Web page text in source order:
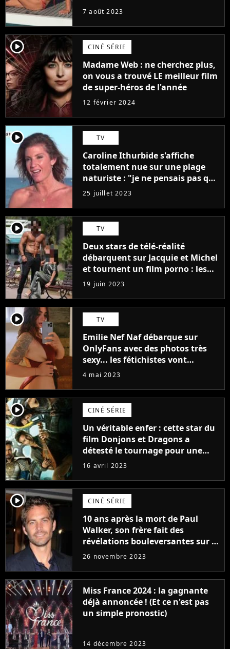
7 août 2023
player2 CINÉ SÉRIE
Madame Web : ne cherchez plus,
on vous a trouvé LE meilleur film
de super-héros de l'année
12 février 2024
player2 TV
Caroline Ithurbide s'affiche
totalement nue sur une plage
naturiste : "je ne pensais pas que
j'arriverais à le faire..."
25 juillet 2023
player2 TV
Deux stars de télé-réalité
débarquent sur Jacquie et Michel
et tournent un film porno : les
premières images du tournage
(exclu)
19 juin 2023
player2 TV
Emilie Nef Naf débarque sur
OnlyFans avec des photos très
sexy... les fétichistes vont
prendre leur pied !
4 mai 2023
player2 CINÉ SÉRIE
Un véritable enfer : cette star du
film Donjons et Dragons a
détesté le tournage pour une
raison très spéciale
16 avril 2023
player2 CINÉ SÉRIE
10 ans après la mort de Paul
Walker, son frère fait des
révélations bouleversantes sur la
réaction des acteurs de Fast and
26 novembre 2023
Miss France 2024 : la gagnante
déjà annoncée ! (Et ce n'est pas
un simple pronostic)
14 décembre 2023